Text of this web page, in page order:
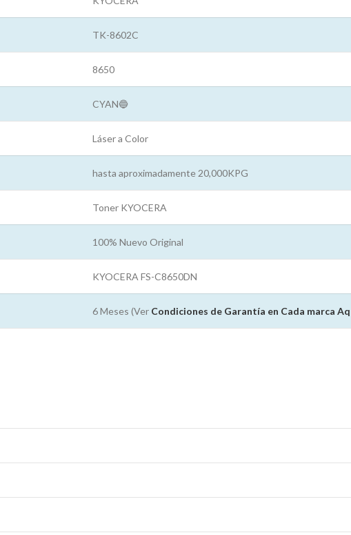
TK-8602C
8650
CYAN🔵
Láser a Color
hasta aproximadamente 20,000KPG
Toner KYOCERA
100% Nuevo Original
KYOCERA FS-C8650DN
6 Meses (Ver Condiciones de Garantía en Cada marca